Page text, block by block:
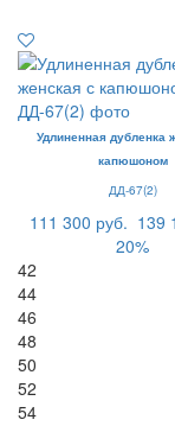
Удлиненная дубленка
капюшоном
ДД-67(2)
111 300 руб. 139
20%
42
44
46
48
50
52
54